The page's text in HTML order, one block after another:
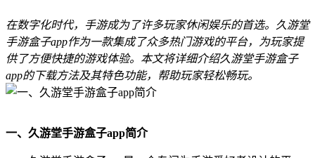
在数字化时代，手游成为了许多玩家休闲娱乐的首选。久游堂
手游盒子app作为一款集成了众多热门游戏的平台，为玩家提
供了方便快捷的游戏体验。本文将详细介绍久游堂手游盒子
app的下载方法及其特色功能，帮助玩家轻松畅玩。
一、久游堂手游盒子app简介